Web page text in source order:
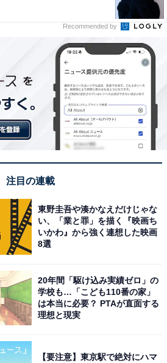
男性」が多いイメージの大学ランキン
「早稲田大学」、1位は？
Recommended by
注目の連載
東野圭吾や湊かなえだけじゃな
い、「業と罪」を描く『映画ち
いかわ』から強く連想した映画
8選
20年間「駆け込み実績ゼロ」の
学校も…「こども110番の家」
は本当に必要？ PTAが直面する
理想と現実
【要注意】東京駅で絶対にハマ